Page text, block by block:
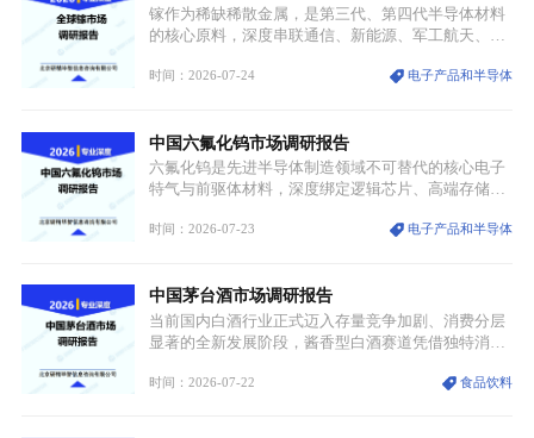
创设计能力提升，进一步夯实产业发展根基，吸引传
统服饰品牌、文旅企业等跨界入局，市场活力持续释
镓作为稀缺稀散金属，是第三代、第四代半导体材料
的核心原料，深度串联通信、新能源、军工航天、光
与大国科技博弈的关键战略资源。镓并非传统大宗金
领域渗透”的战略体系，成为全球科技产业运转的刚
需资源。
时间：2026-07-24 电子产品和半导体
中国六氟化钨市场调研报告
六氟化钨是先进半导体制造领域不可替代的核心电子
特气与前驱体材料，深度绑定逻辑芯片、高端存储芯
沉积（CVD）、原子层沉积（ALD）工艺专用前驱体
密制造流程。
时间：2026-07-23 电子产品和半导体
中国茅台酒市场调研报告
当前国内白酒行业正式迈入存量竞争加剧、消费分层
显著的全新发展阶段，酱香型白酒赛道凭借独特消费
道。贵州茅台凭借独一无二的核心产区壁垒、刚性产
时间：2026-07-22 食品饮料